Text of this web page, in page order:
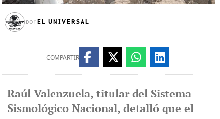
por EL UNIVERSAL
COMPARTIR
Raúl Valenzuela, titular del Sistema
Sismológico Nacional, detalló que el